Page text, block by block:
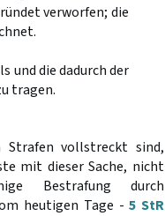
verworfen; die
und die dadurch der
tragen.
Strafen vollstreckt sind,
mit dieser Sache, nicht
Bestrafung durch
heutigen Tage -5 StR